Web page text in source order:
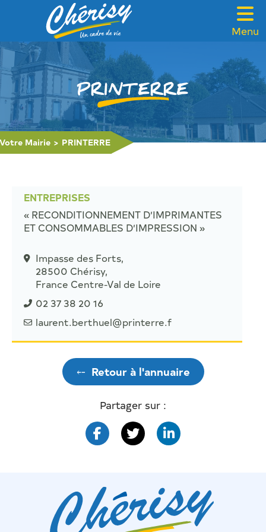
Menu
VOTRE MAIRIE
CADRE DE VIE
FAMILLE & SOLIDARITÉ
LOISIRS & TOURISME
CONTACT
PRINTERRE
Votre Mairie > PRINTERRE
ENTREPRISES
« RECONDITIONNEMENT D’IMPRIMANTES
ET CONSOMMABLES D’IMPRESSION »
Impasse des Forts,
28500 Chérisy,
France Centre-Val de Loire
02 37 38 20 16
laurent.berthuel@printerre.f
⤌ Retour à l'annuaire
Partager sur :